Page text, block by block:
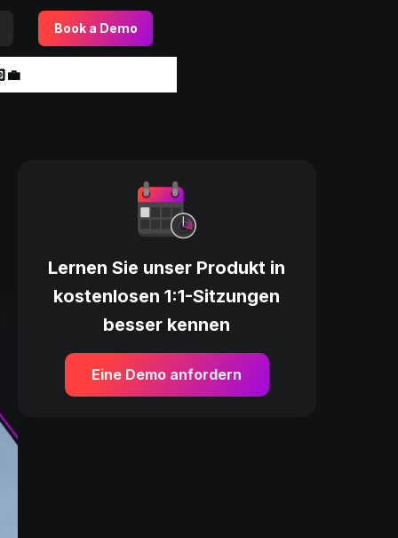
Book a Demo
Lernen Sie unser Produkt in
kostenlosen 1:1-Sitzungen
besser kennen
Eine Demo anfordern